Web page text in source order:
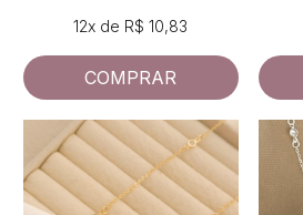
12x de R$ 10,83
COMPRAR